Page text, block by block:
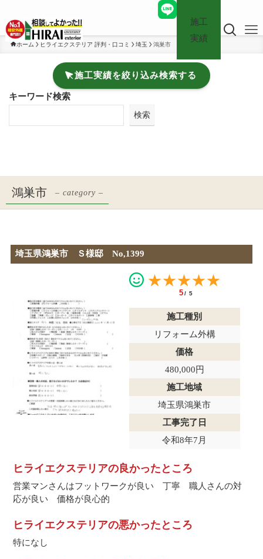
施工
実績
ホーム ヒライエクステリア 評判・口コミ 埼玉 鴻巣市
施工実績を絞り込み検索する
キーワード検索
検索
鴻巣市 – category –
埼玉県鴻巣市 Ｓ様邸 No,1399
★★★★★
5/5
施工種別
リフォーム外構
価格
480,000円
施工地域
埼玉県鴻巣市
工事完了日
令和8年7月
ヒライエクステリアの良かったところ
営業マンさんはフットワークが良い 丁寧 職人さんの対
応が良い 価格が良心的
ヒライエクステリアの悪かったところ
特になし